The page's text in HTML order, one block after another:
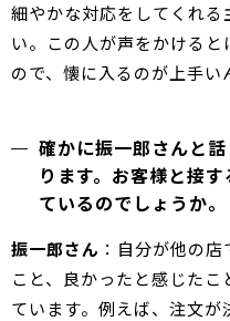
細やかな対応をしてくれ
い。この人が声をかける
ので、懐に入るのが上手い
確かに振一郎さんと
ります。お客様と接
ているのでしょうか。
振一郎さん ：自分が他の
こと、良かったと感じた
ています。例えば、注文